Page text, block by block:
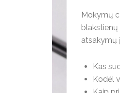
Mokymų
blakstienų
atsakymų
Kas
Kodėl